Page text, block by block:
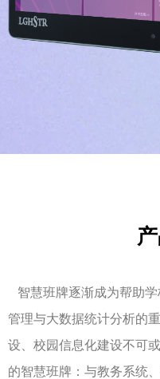
智慧班牌逐渐成为帮助
管理与大数据统计分析的
设、校园信息化建设不可
的智慧班牌：与教务系统